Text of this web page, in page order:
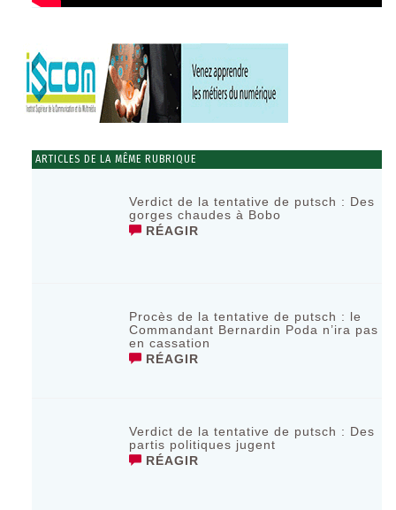
ARTICLES DE LA MÊME RUBRIQUE
Verdict de la tentative de putsch : Des
gorges chaudes à Bobo
RÉAGIR
Procès de la tentative de putsch : le
Commandant Bernardin Poda n’ira pas
en cassation
RÉAGIR
Verdict de la tentative de putsch : Des
partis politiques jugent
RÉAGIR